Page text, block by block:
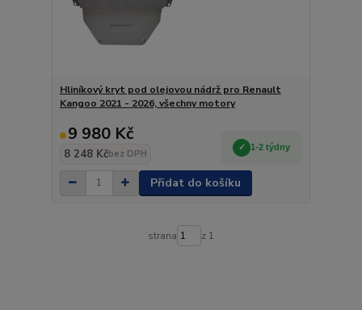
Hliníkový kryt pod olejovou nádrž pro Renault
Kangoo 2021 - 2026, všechny motory
9 980 Kč
8 248 Kčbez DPH
1-2 týdny
Přidat do košíku
strana z 1